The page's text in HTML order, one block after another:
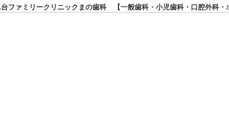
ァミリークリニックまの歯科 【一般歯科・小児歯科・口腔外科・